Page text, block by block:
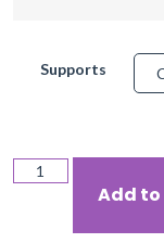
Supports
Add